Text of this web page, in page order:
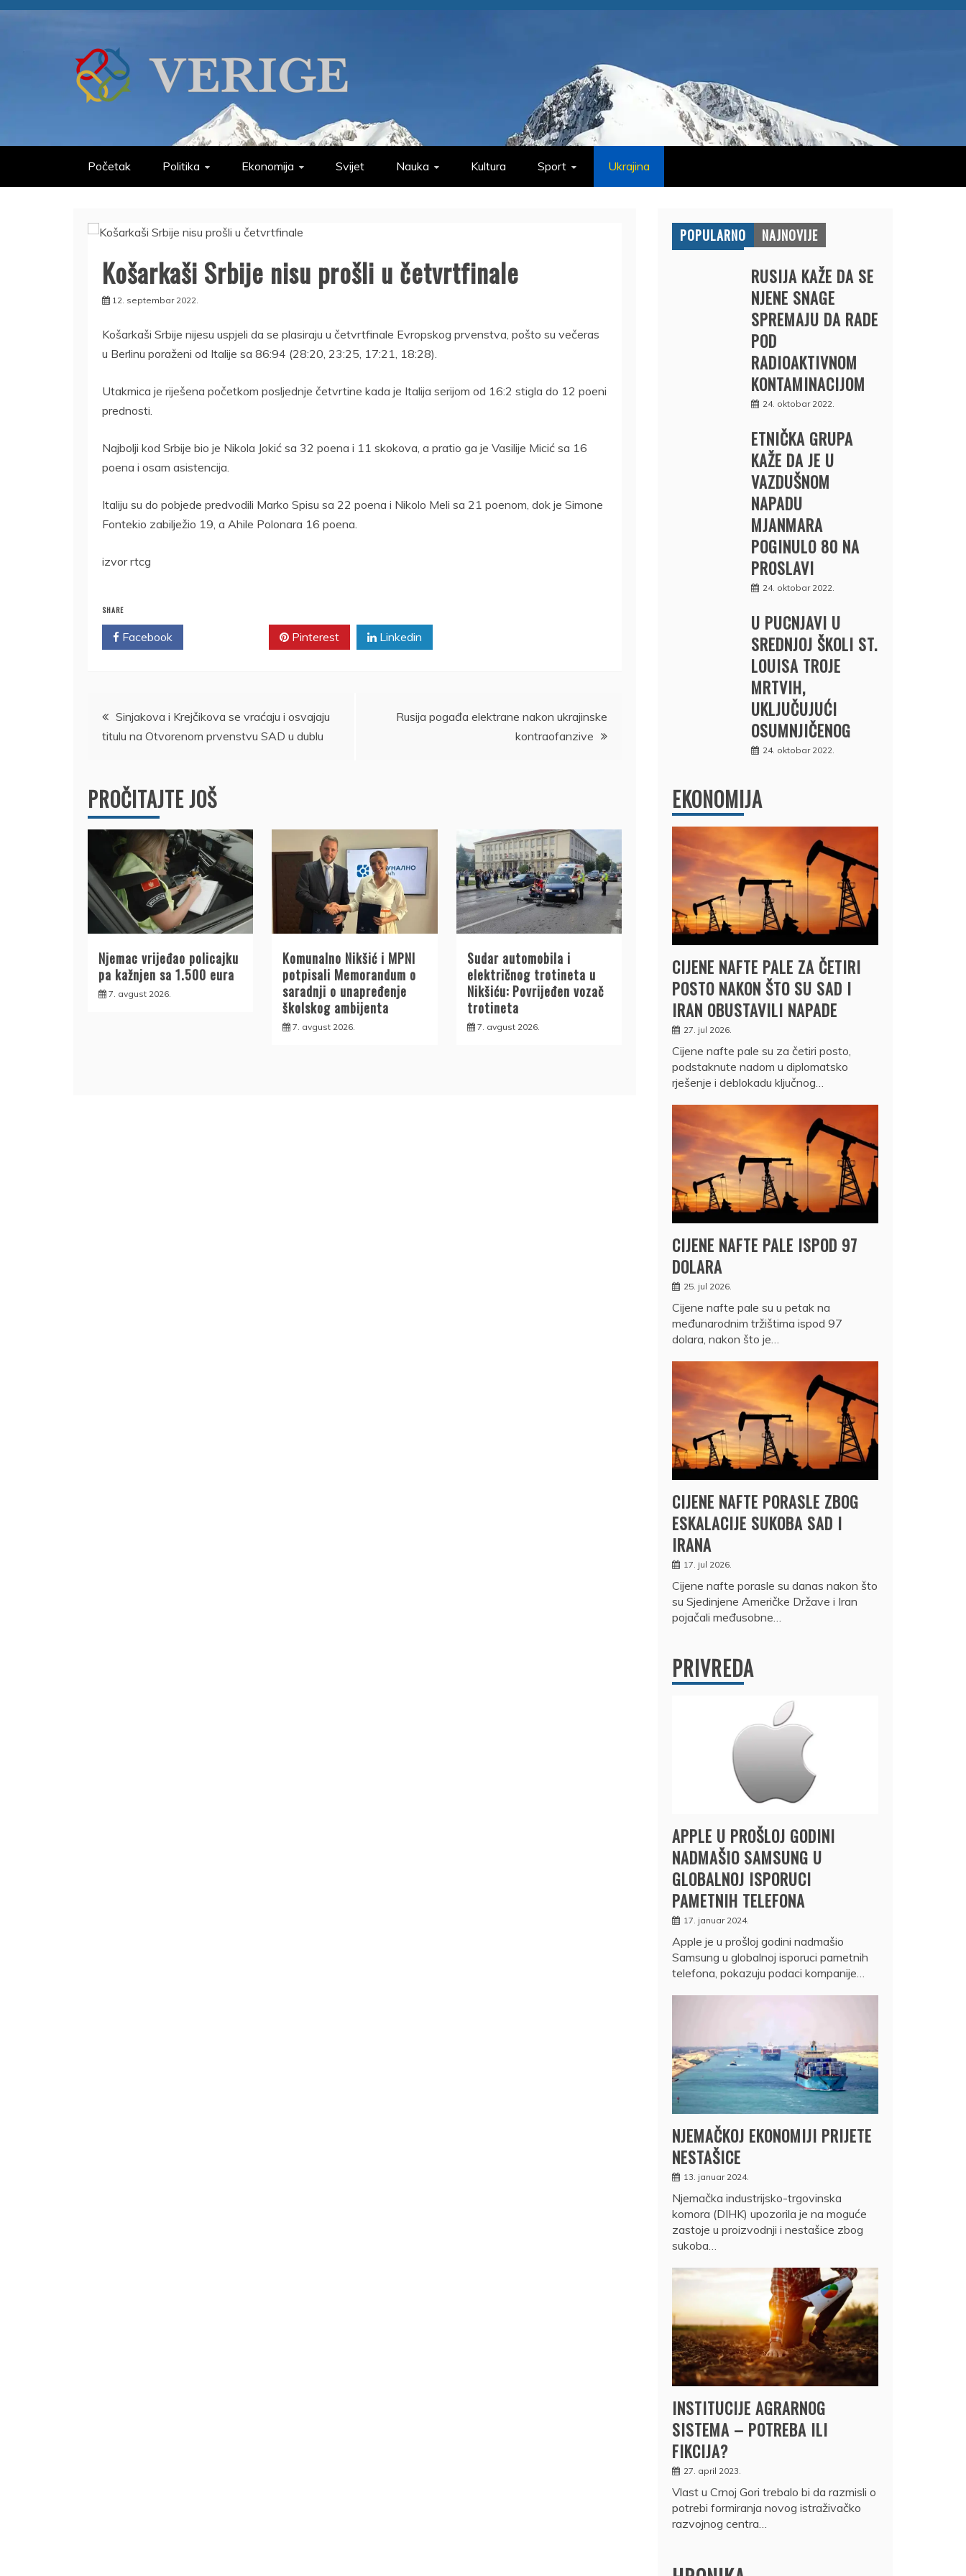
Skip
VERIGE
Početak Politika Ekonomija Svijet Nauka Kultura Sport Ukrajina
Košarkaši Srbije nisu prošli u četvrtfinale
12. septembar 2022.
Košarkaši Srbije nijesu uspjeli da se plasiraju u četvrtfinale Evropskog prvenstva, pošto su večeras
u Berlinu poraženi od Italije sa 86:94 (28:20, 23:25, 17:21, 18:28).
Utakmica je riješena početkom posljednje četvrtine kada je Italija serijom od 16:2 stigla do 12 poeni
prednosti.
Najbolji kod Srbije bio je Nikola Jokić sa 32 poena i 11 skokova, a pratio ga je Vasilije Micić sa 16
poena i osam asistencija.
Italiju su do pobjede predvodili Marko Spisu sa 22 poena i Nikolo Meli sa 21 poenom, dok je Simone
Fontekio zabilježio 19, a Ahile Polonara 16 poena.
izvor rtcg
SHARE
Facebook Pinterest Linkedin
Kretanje
članka
Sinjakova i Krejčikova se vraćaju i osvajaju
titulu na Otvorenom prvenstvu SAD u dublu
Rusija pogađa elektrane nakon ukrajinske
kontraofanzive
PROČITAJTE JOŠ
Njemac vrijeđao policajku
pa kažnjen sa 1.500 eura
7. avgust 2026.
Komunalno Nikšić i MPNI
potpisali Memorandum o
saradnji o unapređenje
školskog ambijenta
7. avgust 2026.
Sudar automobila i
električnog trotineta u
Nikšiću: Povrijeđen vozač
trotineta
7. avgust 2026.
POPULARNO NAJNOVIJE
RUSIJA KAŽE DA SE
NJENE SNAGE
SPREMAJU DA RADE
POD
RADIOAKTIVNOM
KONTAMINACIJOM
24. oktobar 2022.
ETNIČKA GRUPA
KAŽE DA JE U
VAZDUŠNOM
NAPADU
MJANMARA
POGINULO 80 NA
PROSLAVI
24. oktobar 2022.
U PUCNJAVI U
SREDNJOJ ŠKOLI ST.
LOUISA TROJE
MRTVIH,
UKLJUČUJUĆI
OSUMNJIČENOG
24. oktobar 2022.
EKONOMIJA
CIJENE NAFTE PALE ZA ČETIRI
POSTO NAKON ŠTO SU SAD I
IRAN OBUSTAVILI NAPADE
27. jul 2026.
Cijene nafte pale su za četiri posto,
podstaknute nadom u diplomatsko
rješenje i deblokadu ključnog…
CIJENE NAFTE PALE ISPOD 97
DOLARA
25. jul 2026.
Cijene nafte pale su u petak na
međunarodnim tržištima ispod 97
dolara, nakon što je…
CIJENE NAFTE PORASLE ZBOG
ESKALACIJE SUKOBA SAD I
IRANA
17. jul 2026.
Cijene nafte porasle su danas nakon što
su Sjedinjene Američke Države i Iran
pojačali međusobne…
PRIVREDA
APPLE U PROŠLOJ GODINI
NADMAŠIO SAMSUNG U
GLOBALNOJ ISPORUCI
PAMETNIH TELEFONA
17. januar 2024.
Apple je u prošloj godini nadmašio
Samsung u globalnoj isporuci pametnih
telefona, pokazuju podaci kompanije…
NJEMAČKOJ EKONOMIJI PRIJETE
NESTAŠICE
13. januar 2024.
Njemačka industrijsko-trgovinska
komora (DIHK) upozorila je na moguće
zastoje u proizvodnji i nestašice zbog
sukoba…
INSTITUCIJE AGRARNOG
SISTEMA – POTREBA ILI
FIKCIJA?
27. april 2023.
Vlast u Crnoj Gori trebalo bi da razmisli o
potrebi formiranja novog istraživačko
razvojnog centra…